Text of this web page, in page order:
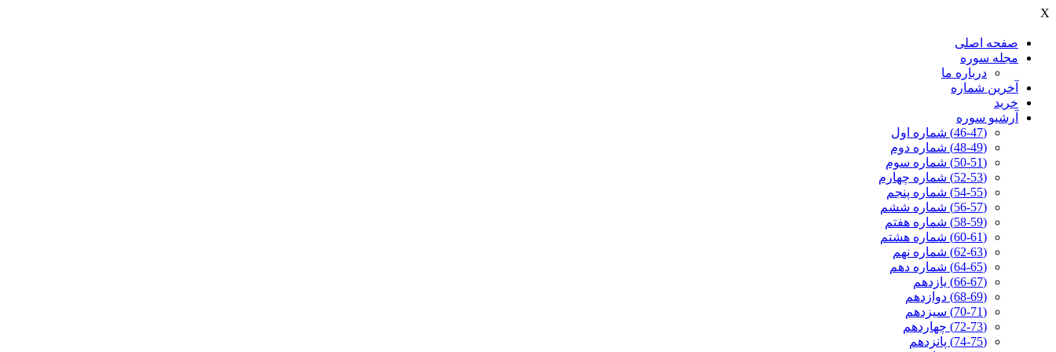
X
صفحه اصلی
مجله سوره
درباره ما
آخرين شماره
خرید
آرشیو سوره
(46-47) شماره اول
(48-49) شماره دوم
(50-51) شماره سوم
(52-53) شماره چهارم
(54-55) شماره پنجم
(56-57) شماره ششم
(58-59) شماره هفتم
(60-61) شماره هشتم
(62-63) شماره نهم
(64-65) شماره دهم
(66-67) یازدهم
(68-69) دوازدهم
(70-71) سیزدهم
(72-73) چهاردهم
(74-75) پانزدهم